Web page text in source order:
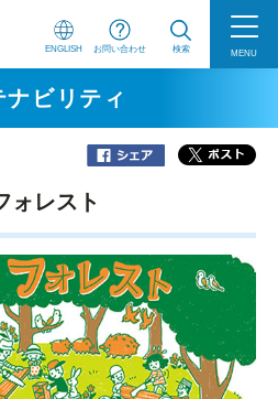
ENGLISH お問い合わせ 検索 MENU
ナビリティ
ォレスト